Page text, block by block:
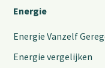
Energie
Energie Vanzelf
Energie vergelijken